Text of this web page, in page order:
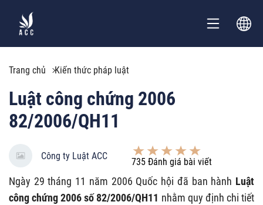
Trang chủ Kiến thức pháp luật
Luật công chứng 2006
82/2006/QH11
Công ty Luật ACC
735 Đánh giá bài viết
Ngày 29 tháng 11 năm 2006 Quốc hội đã ban hành Luật
công chứng 2006 số 82/2006/QH11 nhằm quy định chi tiết